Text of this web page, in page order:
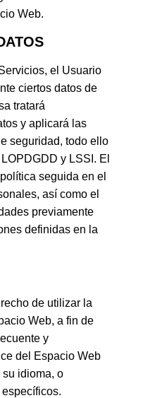
Web.
el Usuario
ciertos datos de
tratará
y aplicará las
seguridad, todo ello
y LSSI. El
seguida en el
así como el
previamente
definidas en la
de utilizar la
Web, a fin de
y
del Espacio Web
idioma, o